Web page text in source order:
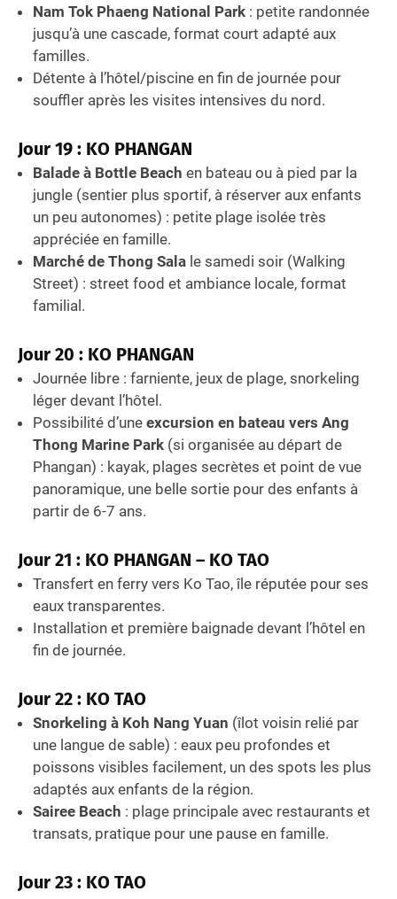
Nam Tok Phaeng National Park : petite randonnée
jusqu’à une cascade, format court adapté aux
familles.
Détente à l’hôtel/piscine en fin de journée pour
souffler après les visites intensives du nord.
Jour 19 : KO PHANGAN
Balade à Bottle Beach en bateau ou à pied par la
jungle (sentier plus sportif, à réserver aux enfants
un peu autonomes) : petite plage isolée très
appréciée en famille.
Marché de Thong Sala le samedi soir (Walking
Street) : street food et ambiance locale, format
familial.
Jour 20 : KO PHANGAN
Journée libre : farniente, jeux de plage, snorkeling
léger devant l’hôtel.
Possibilité d’une excursion en bateau vers Ang
Thong Marine Park (si organisée au départ de
Phangan) : kayak, plages secrètes et point de vue
panoramique, une belle sortie pour des enfants à
partir de 6-7 ans.
Jour 21 : KO PHANGAN – KO TAO
Transfert en ferry vers Ko Tao, île réputée pour ses
eaux transparentes.
Installation et première baignade devant l’hôtel en
fin de journée.
Jour 22 : KO TAO
Snorkeling à Koh Nang Yuan (îlot voisin relié par
une langue de sable) : eaux peu profondes et
poissons visibles facilement, un des spots les plus
adaptés aux enfants de la région.
Sairee Beach : plage principale avec restaurants et
transats, pratique pour une pause en famille.
Jour 23 : KO TAO